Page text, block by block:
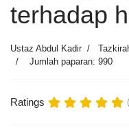
terhadap
Ustaz Abdul Kadir
Jumlah paparan: 990
Ratings